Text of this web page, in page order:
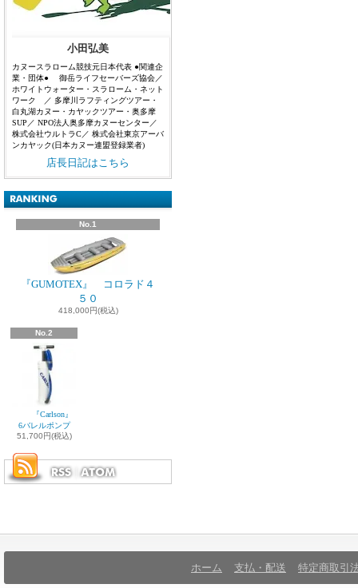
小田弘美
カヌースラローム競技元日本代表 ●関連企
業・団体● 御岳ライフセーバーズ協会／
ホワイトウォーター・スラローム・ネット
ワーク ／ 多摩川ラフティングツアー・
白丸湖カヌー・カヤックツアー・奥多摩
SUP／ NPO法人奥多摩カヌーセンター／
株式会社ウルトラC／ 株式会社東京アーバ
ンカヤック(日本カヌー連盟登録業者)
店長日記はこちら
No.1
『GUMOTEX』 コロラド４
５０
418,000円(税込)
No.2
『Carlson』
6バレルポンプ
51,700円(税込)
ホーム 支払・配送 特定商取引